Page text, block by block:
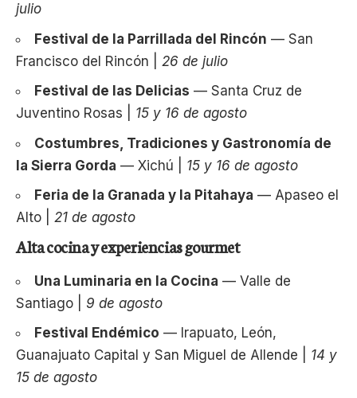
julio
Festival de la Parrillada del Rincón — San
Francisco del Rincón | 26 de julio
Festival de las Delicias — Santa Cruz de
Juventino Rosas | 15 y 16 de agosto
Costumbres, Tradiciones y Gastronomía de
la Sierra Gorda — Xichú | 15 y 16 de agosto
Feria de la Granada y la Pitahaya — Apaseo el
Alto | 21 de agosto
Alta cocina y experiencias gourmet
Una Luminaria en la Cocina — Valle de
Santiago | 9 de agosto
Festival Endémico — Irapuato, León,
Guanajuato Capital y San Miguel de Allende | 14 y
15 de agosto